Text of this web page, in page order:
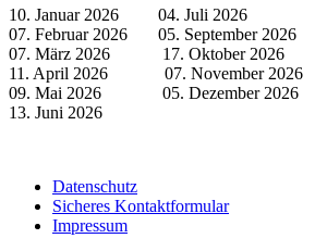
10. Januar 2026 04. Juli 2026
07. Februar 2026 05. September 2026
07. März 2026 17. Oktober 2026
11. April 2026 07. November 2026
09. Mai 2026 05. Dezember 2026
13. Juni 2026
Datenschutz
Sicheres Kontaktformular
Impressum